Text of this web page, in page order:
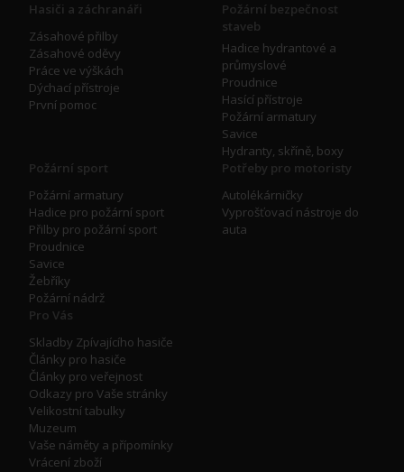
Hasiči a záchranáři
Zásahové přilby
Zásahové oděvy
Práce ve výškách
Dýchací přístroje
První pomoc
Požární bezpečnost
staveb
Hadice hydrantové a
průmyslové
Proudnice
Hasící přístroje
Požární armatury
Savice
Hydranty, skříně, boxy
Požární sport
Požární armatury
Hadice pro požární sport
Přilby pro požární sport
Proudnice
Savice
Žebříky
Požární nádrž
Potřeby pro motoristy
Autolékárničky
Vyprošťovací nástroje do
auta
Pro Vás
Skladby Zpívajícího hasiče
Články pro hasiče
Články pro veřejnost
Odkazy pro Vaše stránky
Velikostní tabulky
Muzeum
Vaše náměty a přípomínky
Vrácení zboží